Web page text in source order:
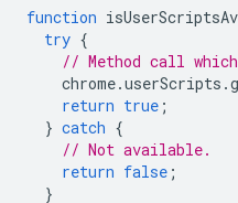
function
try {
// Method call
chrome.userScripts .
return true ;
} catch {
// Not available.
return false ;
}